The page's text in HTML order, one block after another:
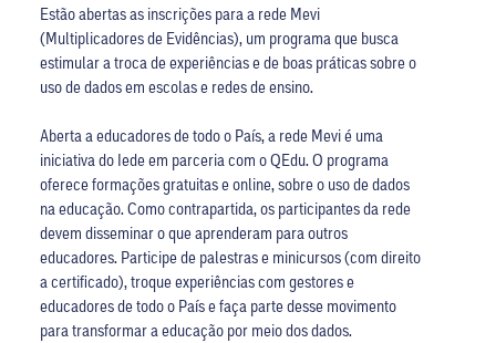
Estão abertas as inscrições para a rede Mevi
(Multiplicadores de Evidências), um programa que busca
estimular a troca de experiências e de boas práticas sobre o
uso de dados em escolas e redes de ensino.
Aberta a educadores de todo o País, a rede Mevi é uma
iniciativa do Iede em parceria com o QEdu. O programa
oferece formações gratuitas e online, sobre o uso de dados
na educação. Como contrapartida, os participantes da rede
devem disseminar o que aprenderam para outros
educadores. Participe de palestras e minicursos (com direito
a certificado), troque experiências com gestores e
educadores de todo o País e faça parte desse movimento
para transformar a educação por meio dos dados.